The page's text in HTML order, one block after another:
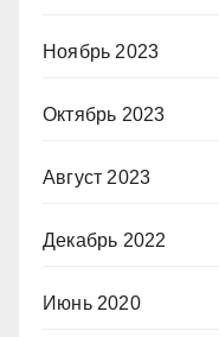
Ноябрь 2023
Октябрь 2023
Август 2023
Декабрь 2022
Июнь 2020